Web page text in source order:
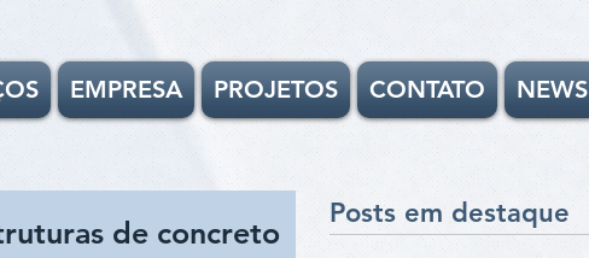
EMPRESA PROJETOS CONTATO NEWS
de concreto
Posts em destaque